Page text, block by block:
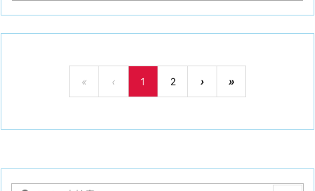
« ‹ 1 2 › »